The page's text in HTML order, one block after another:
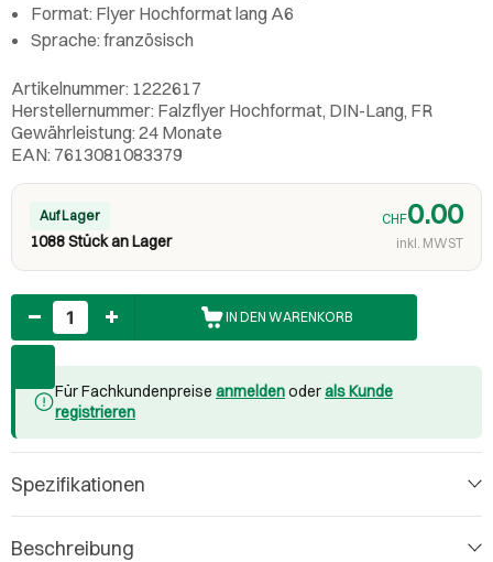
Format: Flyer Hochformat lang A6
Sprache: französisch
Artikelnummer: 1222617
Herstellernummer: Falzflyer Hochformat, DIN-Lang, FR
Gewährleistung: 24 Monate
EAN: 7613081083379
Auf Lager
1088 Stück an Lager
CHF0.00
inkl. MWST
Anzahl
IN DEN WARENKORB
Für Fachkundenpreise anmeldenoderals Kunde
registrieren
Spezifikationen
Beschreibung